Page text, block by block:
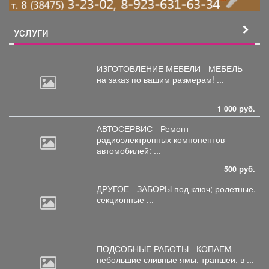
УСЛУГИ
ИЗГОТОВЛЕНИЕ МЕБЕЛИ - МЕБЕЛЬ
на заказ по вашим размерам! ...
1 000 руб.
АВТОСЕРВИС - Ремонт
радиоэлектронных компонентов
автомобилей: ...
500 руб.
ДРУГОЕ - ЗАБОРЫ под ключ; ролетные,
секционные ...
ПОДСОБНЫЕ РАБОТЫ - КОПАЕМ
небольшие сливные ямы, траншеи, в ...